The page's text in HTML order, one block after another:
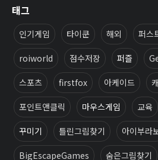
태그
인기게임 타이쿤 해외 퍼스
roiworld 점수저장 퍼즐
스포츠 firstfox 아케이드
포인트앤클릭 마우스게임 교육
꾸미기 틀린그림찾기 아이부라
BigEscapeGames 숨은그림찾기